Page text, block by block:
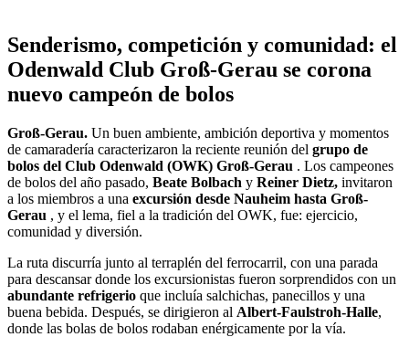
Senderismo, competición y comunidad: el
Odenwald Club Groß-Gerau se corona
nuevo campeón de bolos
Groß-Gerau. Un buen ambiente, ambición deportiva y momentos
de camaradería caracterizaron la reciente reunión del grupo de
bolos del Club Odenwald (OWK) Groß-Gerau . Los campeones
de bolos del año pasado, Beate Bolbach y Reiner Dietz, invitaron
a los miembros a una excursión desde Nauheim hasta Groß-
Gerau , y el lema, fiel a la tradición del OWK, fue: ejercicio,
comunidad y diversión.
La ruta discurría junto al terraplén del ferrocarril, con una parada
para descansar donde los excursionistas fueron sorprendidos con un
abundante refrigerio que incluía salchichas, panecillos y una
buena bebida. Después, se dirigieron al Albert-Faulstroh-Halle,
donde las bolas de bolos rodaban enérgicamente por la vía.